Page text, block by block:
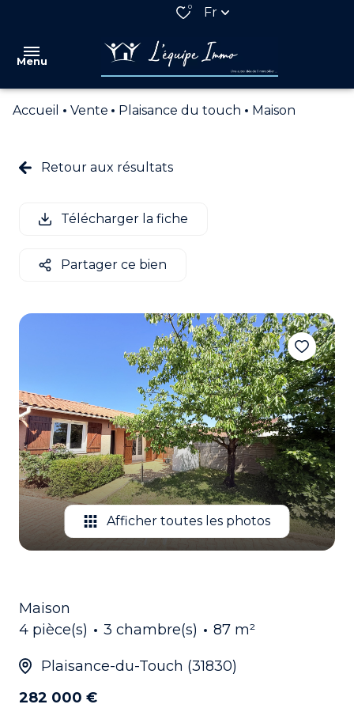
0 Fr
Menu
NOUS
NOS
PARTENAIRES
CONTACTEZ
NOUS
Accueil Vente Plaisance du touch Maison
Retour aux résultats
Télécharger la fiche
Partager ce bien
Afficher toutes les photos
Maison
4 pièce(s)
3 chambre(s) 87 m²
Plaisance-du-Touch (31830)
282 000 €